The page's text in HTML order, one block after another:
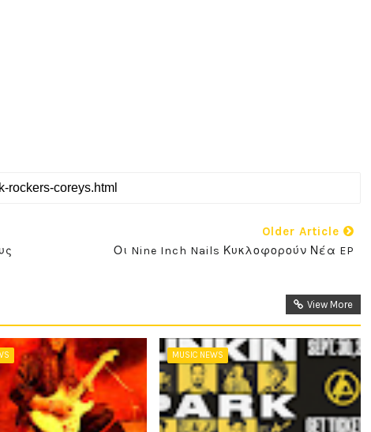
Older Article
Οι Nine Inch Nails Κυκλοφορούν Νέα EP
View More
MUSIC NEWS